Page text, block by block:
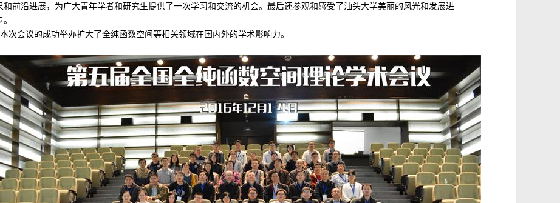
和前沿进展，为广大青年学者和研究生提供了一次学习和交流的机会。最后还参观和感受了汕头大学美丽的风光和发展进
本次会议的成功举办扩大了全纯函数空间等相关领域在国内外的学术影响力。